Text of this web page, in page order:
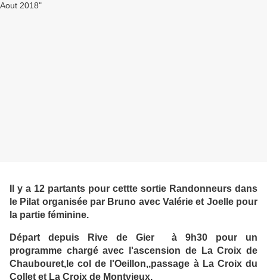
Il y a 12 partants pour cettte sortie Randonneurs dans
le Pilat organisée par Bruno avec Valérie et Joelle pour
la partie féminine.
Départ depuis Rive de Gier à 9h30 pour un
programme chargé avec l'ascension de La Croix de
Chaubouret,le col de l'Oeillon,,passage à La Croix du
Collet et La Croix de Montvieux.